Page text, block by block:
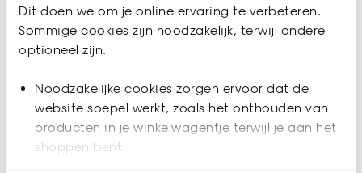
Dit doen we om je online ervaring te verbeteren.
Sommige cookies zijn noodzakelijk, terwijl andere
optioneel zijn.
Noodzakelijke cookies zorgen ervoor dat de
website soepel werkt, zoals het onthouden van
producten in je winkelwagentje terwijl je aan het
shoppen bent.
Onze meestverkochte verduisterende